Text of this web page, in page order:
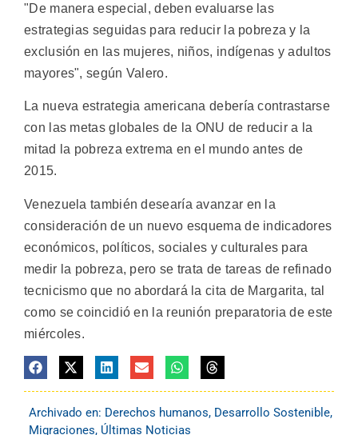
"De manera especial, deben evaluarse las
estrategias seguidas para reducir la pobreza y la
exclusión en las mujeres, niños, indígenas y adultos
mayores", según Valero.
La nueva estrategia americana debería contrastarse
con las metas globales de la ONU de reducir a la
mitad la pobreza extrema en el mundo antes de
2015.
Venezuela también desearía avanzar en la
consideración de un nuevo esquema de indicadores
económicos, políticos, sociales y culturales para
medir la pobreza, pero se trata de tareas de refinado
tecnicismo que no abordará la cita de Margarita, tal
como se coincidió en la reunión preparatoria de este
miércoles.
Archivado en: Derechos humanos, Desarrollo Sostenible,
Migraciones, Últimas Noticias